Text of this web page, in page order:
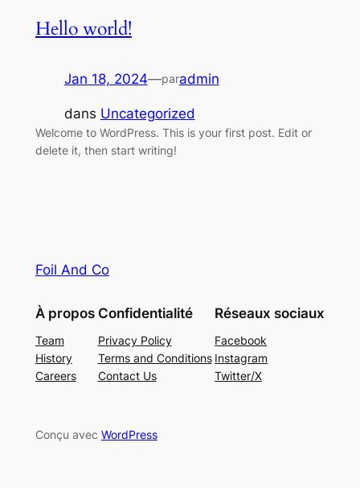
Hello world!
Jan 18, 2024—paradmin
dans Uncategorized
Welcome to WordPress. This is your first post. Edit or
delete it, then start writing!
Foil And Co
À propos
Team
History
Careers
Confidentialité
Privacy Policy
Terms and Conditions
Contact Us
Réseaux sociaux
Facebook
Instagram
Twitter/X
Conçu avec WordPress